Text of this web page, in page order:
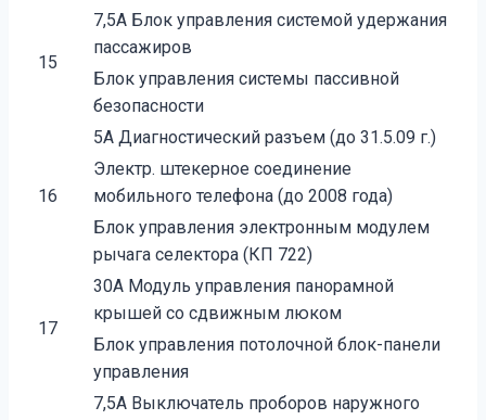
15
7,5A Блок управления системой удержания
пассажиров
Блок управления системы пассивной
безопасности
16
5A Диагностический разъем (до 31.5.09 г.)
Электр. штекерное соединение
мобильного телефона (до 2008 года)
Блок управления электронным модулем
рычага селектора (КП 722)
17
30A Модуль управления панорамной
крышей со сдвижным люком
Блок управления потолочной блок-панели
управления
7,5A Выключатель проборов наружного